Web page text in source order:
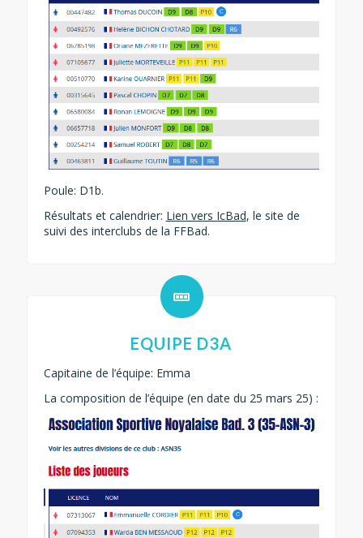
Poule: D1b.
Résultats et calendrier: Lien vers IcBad, le site de
suivi des interclubs de la FFBad.
EQUIPE D3A
Capitaine de l’équipe: Emma
La composition de l’équipe (en date du 25 mars 25) :